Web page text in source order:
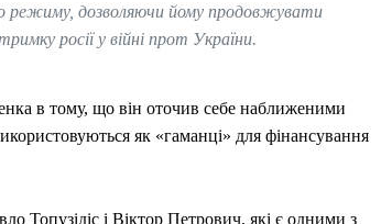
режиму, дозволяючи йому продовжувати
росії у війні прот України.
в тому, що він оточив себе наближеними
як «гаманці» для фінансування
Топузідіс і Віктор Петрович, які є одними з